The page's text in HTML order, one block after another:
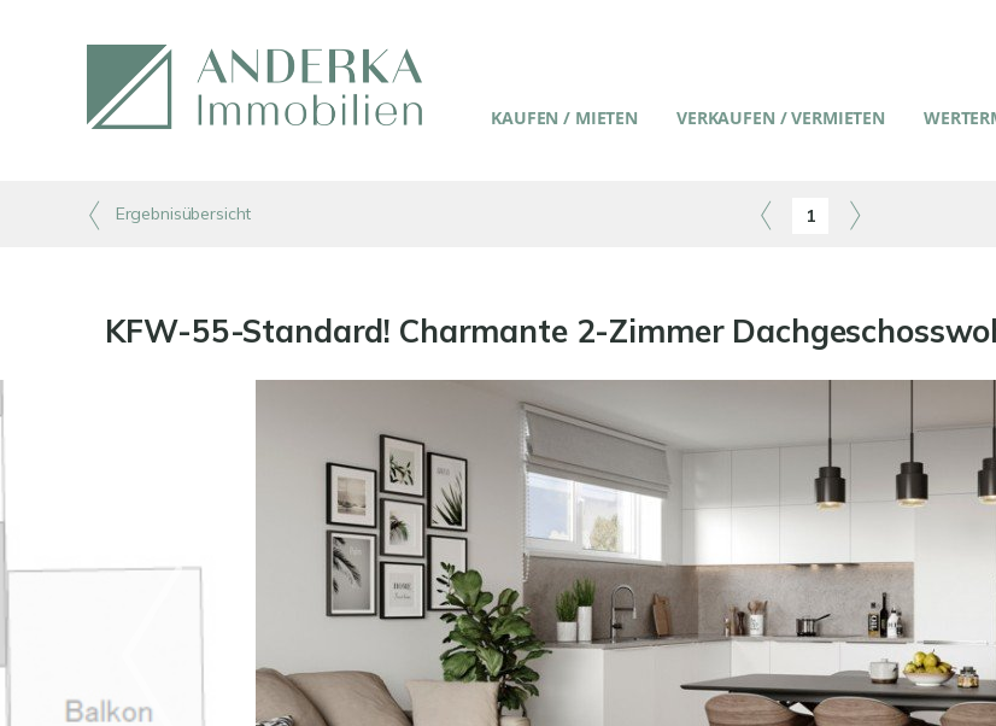
KAUFEN / MIETEN VERKAUFEN / VERMIETEN
Ergebnisübersicht 1
KFW-55-Standard! Charmante 2-Zimmer